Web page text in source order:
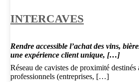
INTERCAVES
Rendre accessible l’achat des vins,
une expérience client unique, […]
Réseau de cavistes de proximité
professionnels (entreprises, […]